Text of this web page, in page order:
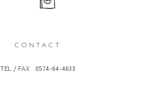
CONTACT
TEL / FAX 0574-64-4633